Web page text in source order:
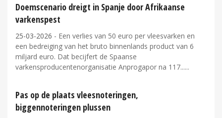
Doemscenario dreigt in Spanje door Afrikaanse
varkenspest
25-03-2026 - Een verlies van 50 euro per vleesvarken en
een bedreiging van het bruto binnenlands product van 6
miljard euro. Dat becijfert de Spaanse
varkensproducentenorganisatie Anprogapor na 117...
Pas op de plaats vleesnoteringen,
biggennoteringen plussen